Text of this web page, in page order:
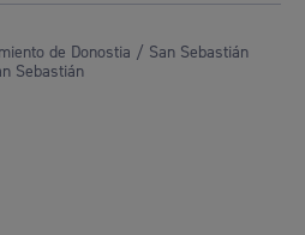
de Donostia / San Sebastián
Sebastián